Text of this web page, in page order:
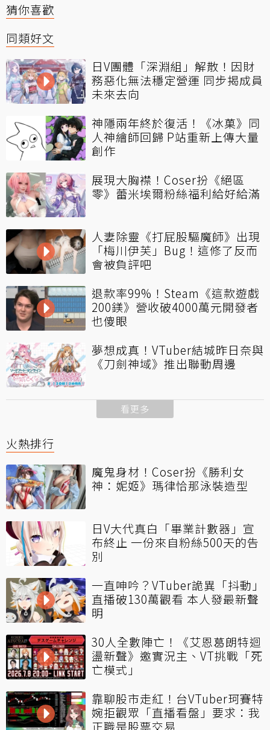
猜你喜歡
同類好文
日V團體「深淵組」解散！因財
務惡化無法穩定營運 同步揭成員
未來去向
神隱兩年終於復活！《冰菓》同
人神繪師回歸 P站重新上傳大量
創作
展現大胸襟！Coser扮《絕區
零》蕾米埃爾粉絲福利給好給滿
人妻除靈《打屁股驅魔師》出現
「梅川伊芙」Bug！這修了反而
會被負評吧
退款率99%！Steam《這款遊戲
200鎂》營收破4000萬元開發者
也傻眼
夢想成真！VTuber結城昨日奈與
《刀劍神域》推出聯動周邊
看更多
火熱排行
魔鬼身材！Coser扮《勝利女
神：妮姬》瑪律恰那泳裝造型
日V大代真白「畢業計數器」宣
布終止 一份來自粉絲500天的告
別
一直呻吟？VTuber詭異「抖動」
直播破130萬觀看 本人發最新聲
明
30人全數陣亡！《艾恩葛朗特迴
盪新聲》邀實況主、VT挑戰「死
亡模式」
靠聊股市走紅！台VTuber珂賽特
婉拒觀眾「直播看盤」要求：我
正職是股票交易